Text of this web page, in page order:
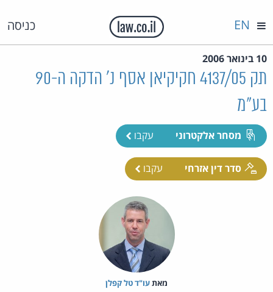
כניסה EN
10 בינואר 2006
תק 4137/05 חקיקיאן אסף נ' הדקה ה-90
בע"מ
מסחר אלקטרוני עקבו
סדר דין אזרחי עקבו
מאת‏עו"ד טל קפלן